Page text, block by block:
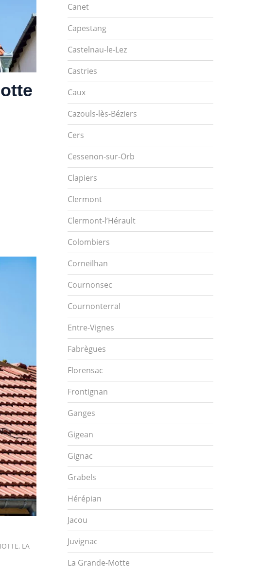
, LA
Canet
Capestang
Castelnau-le-Lez
Castries
Caux
Cazouls-lès-Béziers
Cers
Cessenon-sur-Orb
Clapiers
Clermont
Clermont-l’Hérault
Colombiers
Corneilhan
Cournonsec
Cournonterral
Entre-Vignes
Fabrègues
Florensac
Frontignan
Ganges
Gigean
Gignac
Grabels
Hérépian
Jacou
Juvignac
La Grande-Motte